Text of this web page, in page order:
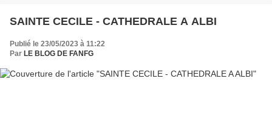
SAINTE CECILE - CATHEDRALE A ALBI
Publié le 23/05/2023 à 11:22
Par LE BLOG DE FANFG